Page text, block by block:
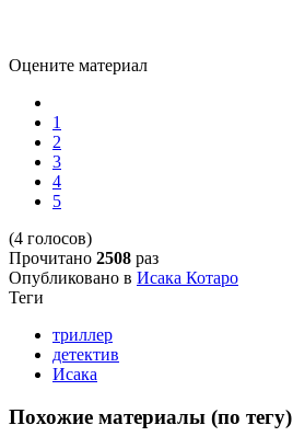
Оцените материал
1
2
3
4
5
(4 голосов)
Прочитано 2508 раз
Опубликовано в Исака Котаро
Теги
триллер
детектив
Исака
Похожие материалы (по тегу)